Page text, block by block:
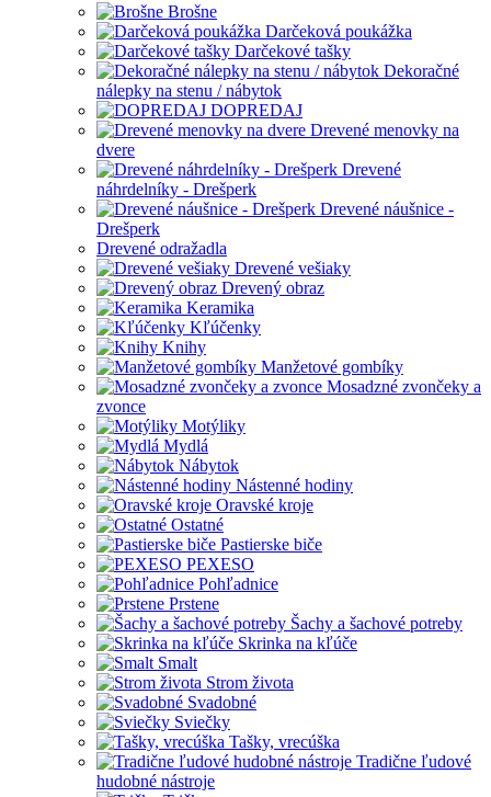
Brošne
Darčeková poukážka
Darčekové tašky
Dekoračné
nálepky na stenu / nábytok
DOPREDAJ
Drevené menovky na
dvere
Drevené
náhrdelníky - Drešperk
Drevené náušnice -
Drešperk
Drevené odražadla
Drevené vešiaky
Drevený obraz
Keramika
Kľúčenky
Knihy
Manžetové gombíky
Mosadzné zvončeky a
zvonce
Motýliky
Mydlá
Nábytok
Nástenné hodiny
Oravské kroje
Ostatné
Pastierske biče
PEXESO
Pohľadnice
Prstene
Šachy a šachové potreby
Skrinka na kľúče
Smalt
Strom života
Svadobné
Sviečky
Tašky, vrecúška
Tradične ľudové
hudobné nástroje